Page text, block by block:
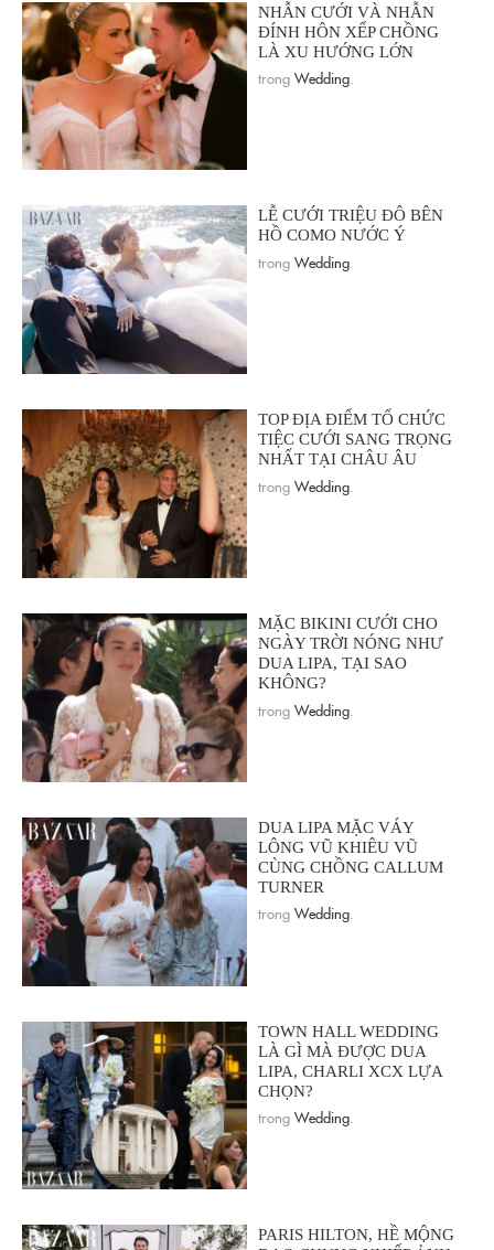
NHẪN CƯỚI VÀ NHẪN
ĐÍNH HÔN XẾP CHỒNG
LÀ XU HƯỚNG LỚN
trong Wedding
LỄ CƯỚI TRIỆU ĐÔ BÊN
HỒ COMO NƯỚC Ý
trong Wedding
TOP ĐỊA ĐIỂM TỔ CHỨC
TIỆC CƯỚI SANG TRỌNG
NHẤT TẠI CHÂU ÂU
trong Wedding
MẶC BIKINI CƯỚI CHO
NGÀY TRỜI NÓNG NHƯ
DUA LIPA, TẠI SAO
KHÔNG?
trong Wedding
DUA LIPA MẶC VÁY
LÔNG VŨ KHIÊU VŨ
CÙNG CHỒNG CALLUM
TURNER
trong Wedding
TOWN HALL WEDDING
LÀ GÌ MÀ ĐƯỢC DUA
LIPA, CHARLI XCX LỰA
CHỌN?
trong Wedding
PARIS HILTON, HỀ MỘNG